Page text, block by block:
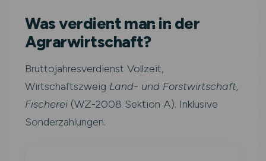
Was verdient man in der
Agrarwirtschaft?
Bruttojahresverdienst Vollzeit,
Wirtschaftszweig Land- und Forstwirtschaft,
Fischerei(WZ-2008 Sektion A). Inklusive
Sonderzahlungen.